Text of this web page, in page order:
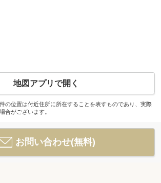
地図アプリで開く
の位置は付近住所に所在することを表すものであり、実際
合がございます。
お問い合わせ(無料)